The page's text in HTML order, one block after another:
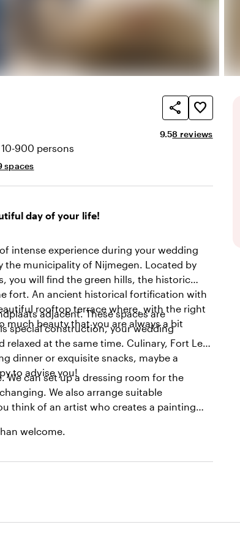
share
favorite_border
Average rating of
9.5Review amount:
8 reviews
10-900 persons
spaces
day of your life!
intense experience during your wedding
the municipality of Nijmegen. Located by
you will find the green hills, the historic
fort. An ancient historical fortification with
rooftop terrace where, with the right
much beauty that you are always a bit
adjacent. These spaces are
special construction, your wedding
at the same time. Culinary, Fort Lent
dinner or exquisite snacks, maybe a
to advise you!
We can set up a dressing room for the
We also arrange suitable
think of an artist who creates a painting
welcome.